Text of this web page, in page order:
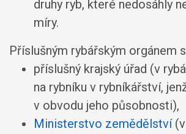
druhy ryb, které nedosáhly
míry.
Příslušným rybářským orgánem
příslušný krajský úřad (v
na rybníku v rybníkářství,
v obvodu jeho působnosti),
Ministerstvo zemědělství(v